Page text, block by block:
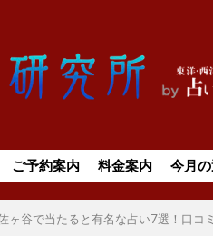
ご予約案内 料金案内 今月
ヶ谷で当たると有名な占い7選！口コ